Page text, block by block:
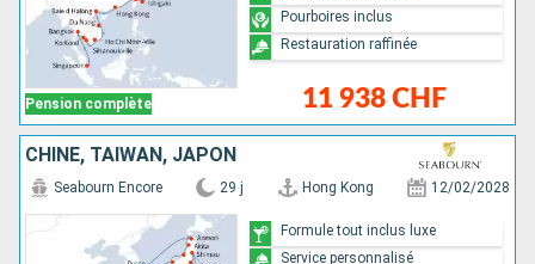
Pension complète 11 938 CHF
Pourboires inclus
Restauration raffinée
CHINE, TAÏWAN, JAPON
Seabourn Encore 29 j Hong Kong 12/02/2028
Formule tout inclus luxe
Service personnalisé